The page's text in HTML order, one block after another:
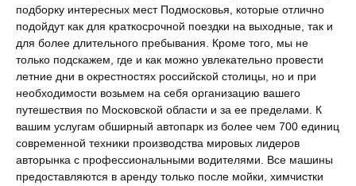
подборку интересных мест Подмосковья, которые отлично
подойдут как для краткосрочной поездки на выходные, так и
для более длительного пребывания. Кроме того, мы не
только подскажем, где и как можно увлекательно провести
летние дни в окрестностях российской столицы, но и при
необходимости возьмем на себя организацию вашего
путешествия по Московской области и за ее пределами. К
вашим услугам обширный автопарк из более чем 700 единиц
современной техники производства мировых лидеров
авторынка с профессиональными водителями. Все машины
предоставляются в аренду только после мойки, химчистки